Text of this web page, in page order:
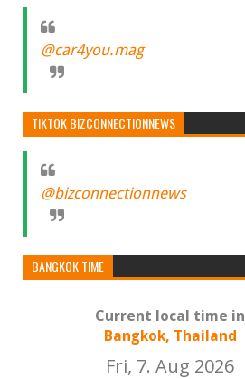
@car4you.mag
TIKTOK BIZCONNECTIONNEWS
@bizconnectionnews
BANGKOK TIME
Current local time in
Bangkok, Thailand